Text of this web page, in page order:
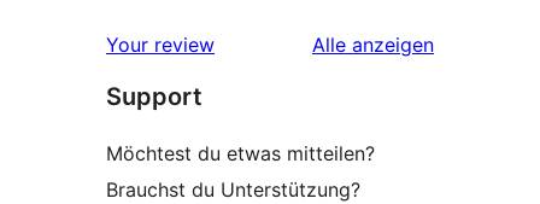
Rezensionen
Your review Alle Rezensionen
anzeigen
Support
Möchtest du etwas mitteilen?
Brauchst du Unterstützung?